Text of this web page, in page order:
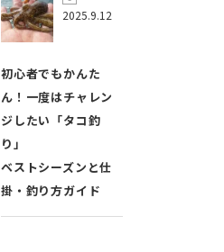
2025.9.12
初心者でもかんた
ん！一度はチャレン
ジしたい「タコ釣
り」
ベストシーズンと仕
掛・釣り方ガイド